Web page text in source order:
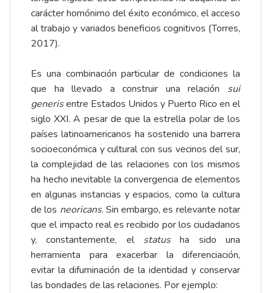
carácter homónimo del éxito económico, el acceso
al trabajo y variados beneficios cognitivos (Torres,
2017).
Es una combinación particular de condiciones la
que ha llevado a construir una relación sui
generisentre Estados Unidos y Puerto Rico en el
siglo XXI. A pesar de que la estrella polar de los
países latinoamericanos ha sostenido una barrera
socioeconómica y cultural con sus vecinos del sur,
la complejidad de las relaciones con los mismos
ha hecho inevitable la convergencia de elementos
en algunas instancias y espacios, como la cultura
de los neoricans. Sin embargo, es relevante notar
que el impacto real es recibido por los ciudadanos
y, constantemente, el statusha sido una
herramienta para exacerbar la diferenciación,
evitar la difuminación de la identidad y conservar
las bondades de las relaciones. Por ejemplo: